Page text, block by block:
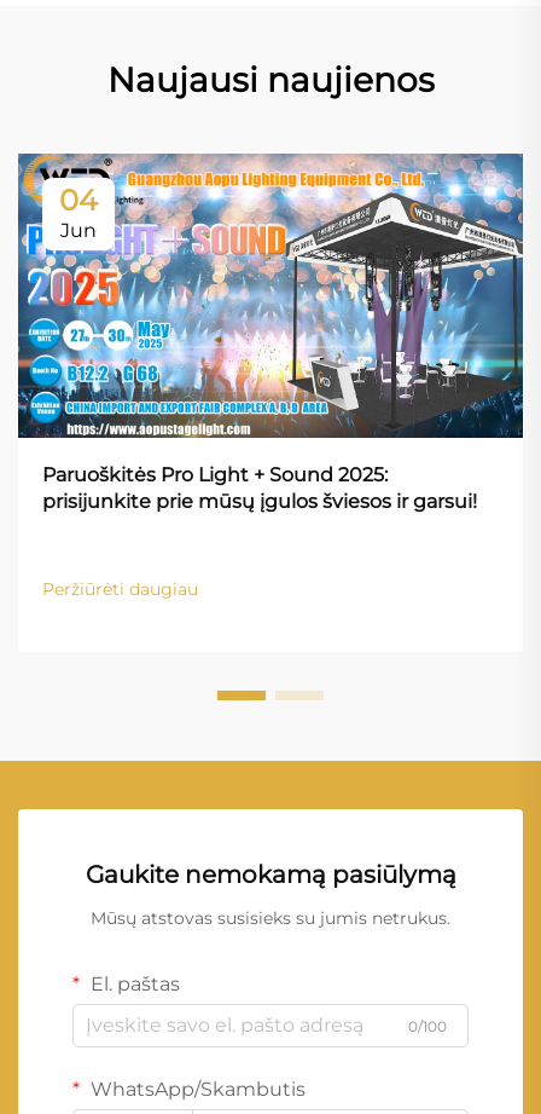
Naujausi naujienos
04
Jun
Paruoškitės Pro Light + Sound 2025:
prisijunkite prie mūsų įgulos šviesos ir garsui!
Peržiūrėti daugiau
Gaukite nemokamą pasiūlymą
Mūsų atstovas susisieks su jumis netrukus.
El. paštas
0/100
WhatsApp/Skambutis